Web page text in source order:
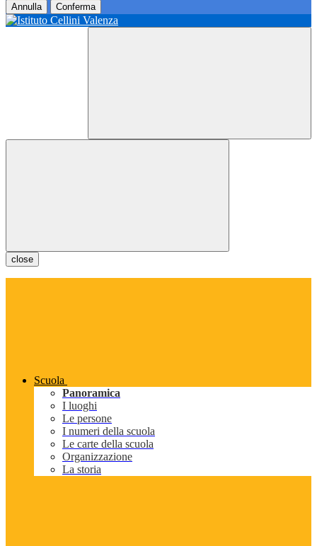
Annulla Conferma
close
Scuola
Panoramica
I luoghi
Le persone
I numeri della scuola
Le carte della scuola
Organizzazione
La storia